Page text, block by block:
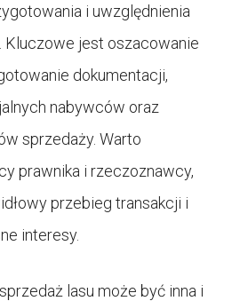
i uwzględnienia
Kluczowe jest oszacowanie
dokumentacji,
nabywców oraz
sprzedaży. Warto
prawnika i rzeczoznawcy,
przebieg transakcji i
interesy.
lasu może być inna i